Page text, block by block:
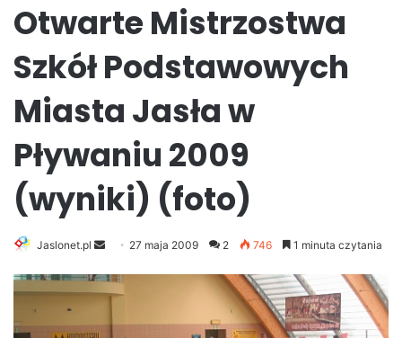
Otwarte Mistrzostwa
Szkół Podstawowych
Miasta Jasła w
Pływaniu 2009
(wyniki) (foto)
Jaslonet.pl 27 maja 2009 2 746 1 minuta czytania